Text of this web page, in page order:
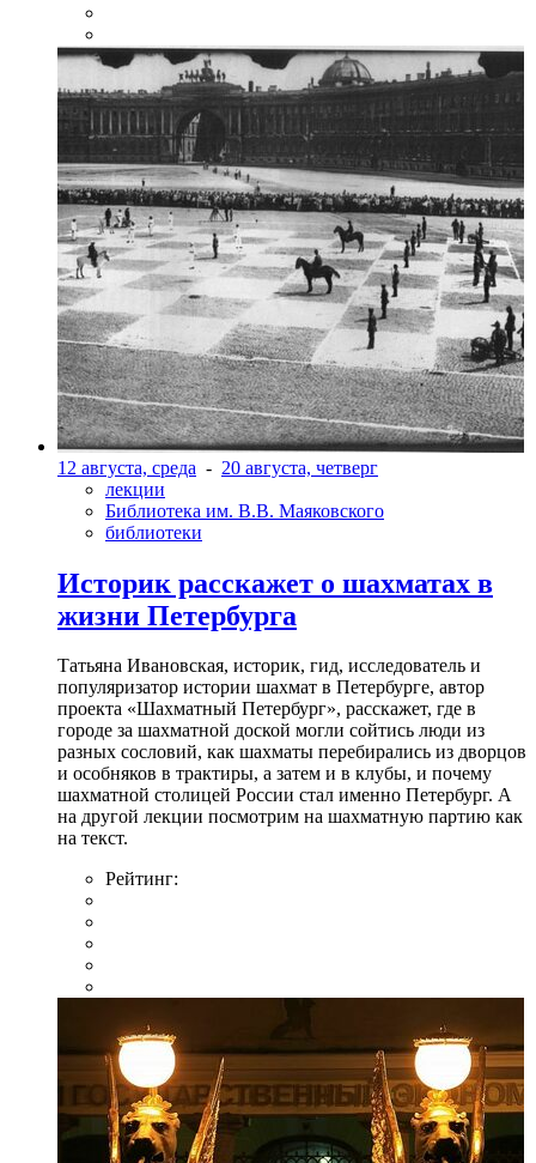
12 августа, среда - 20 августа, четверг
лекции
Библиотека им. В.В. Маяковского
библиотеки
Историк расскажет о шахматах в
жизни Петербурга
Татьяна Ивановская, историк, гид, исследователь и
популяризатор истории шахмат в Петербурге, автор
проекта «Шахматный Петербург», расскажет, где в
городе за шахматной доской могли сойтись люди из
разных сословий, как шахматы перебирались из дворцов
и особняков в трактиры, а затем и в клубы, и почему
шахматной столицей России стал именно Петербург. А
на другой лекции посмотрим на шахматную партию как
на текст.
Рейтинг: